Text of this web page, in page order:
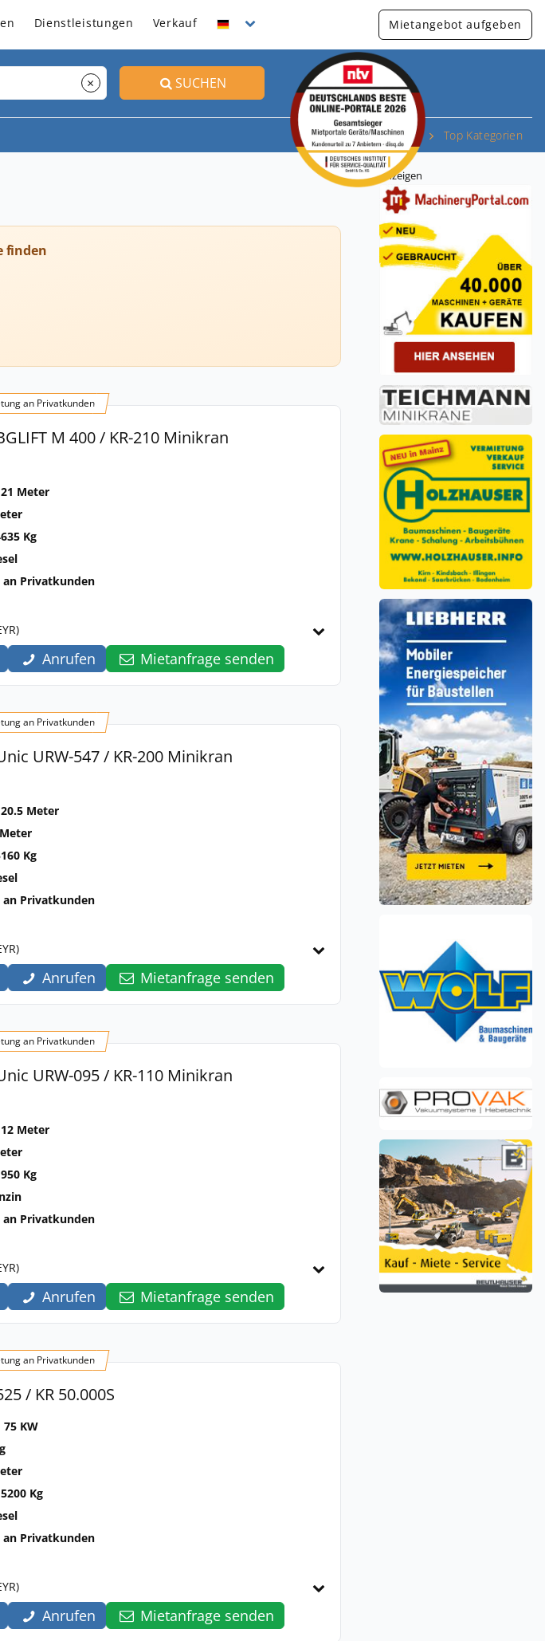
Dienstleistungen Verkauf Mietangebot aufgeben
× SUCHEN
Top Kategorien
finden
an Privatkunden
M 400 / KR-210 Minikran
21 Meter
Kg
an Privatkunden
Anrufen Mietanfrage senden
an Privatkunden
URW-547 / KR-200 Minikran
20.5 Meter
Kg
an Privatkunden
Anrufen Mietanfrage senden
an Privatkunden
URW-095 / KR-110 Minikran
12 Meter
Kg
an Privatkunden
Anrufen Mietanfrage senden
an Privatkunden
/ KR 50.000S
75 KW
Kg
an Privatkunden
Anrufen Mietanfrage senden
Anzeigen